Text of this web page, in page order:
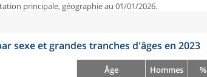
principale, géographie au 01/01/2026.
sexe et grandes tranches d'âges en 2023
Âge Hommes %